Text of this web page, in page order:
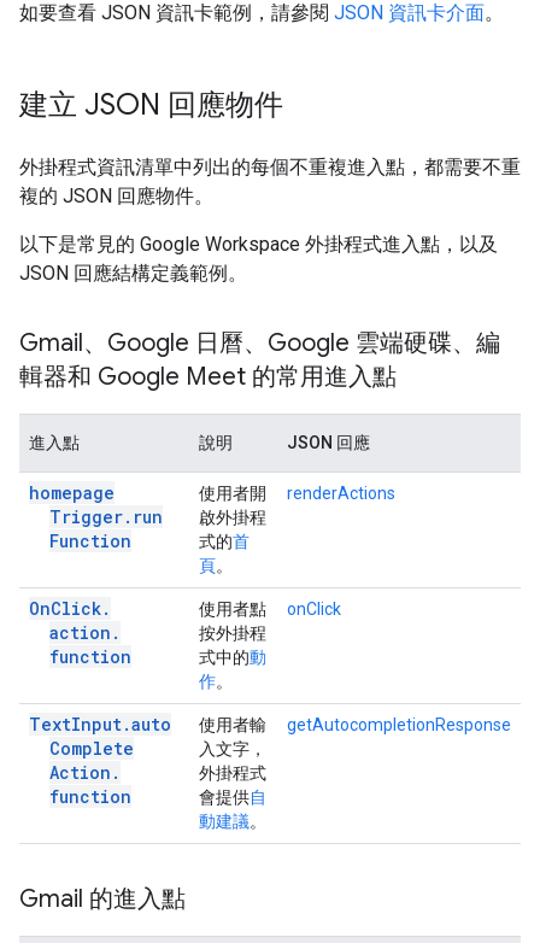
如要查看 JSON 資訊卡範例，請參閱 JSON 資訊卡介面。
建立 JSON 回應物件
外掛程式資訊清單中列出的每個不重複進入點，都需要不重
複的 JSON 回應物件。
以下是常見的 Google Workspace 外掛程式進入點，以及
JSON 回應結構定義範例。
Gmail、Google 日曆、Google 雲端硬碟、編
輯器和 Google Meet 的常用進入點
進入點 說明 JSON 回應
homepage
Trigger. run
Function
使用者開
啟外掛程
式的首
頁。
renderActions
OnClick.
action .
function
使用者點
按外掛程
式中的動
作。
onClick
TextInput.auto
Complete
Action .
function
使用者輸
入文字，
外掛程式
會提供自
動建議。
getAutocompletionResponse
Gmail 的進入點